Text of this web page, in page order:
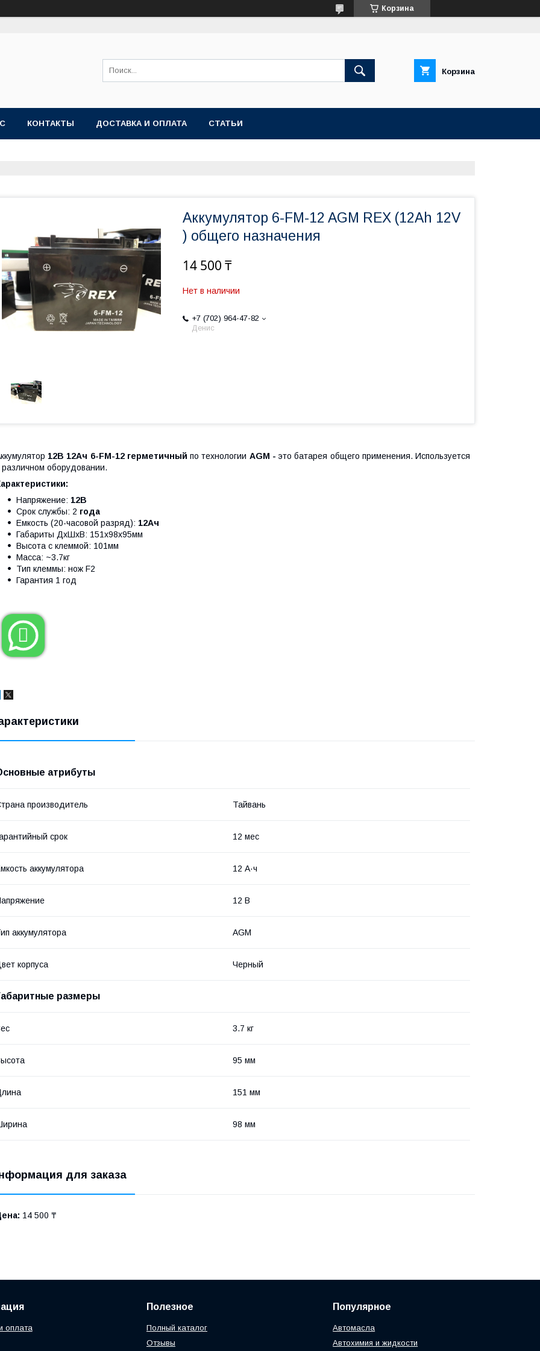
Корзина
Корзина
КОНТАКТЫ ДОСТАВКА И ОПЛАТА СТАТЬИ
Аккумулятор 6-FM-12 AGM REX (12Ah 12V
) общего назначения
14 500 ₸
Нет в наличии
+7 (702) 964-47-82
Денис
12В 12Ач 6-FM-12 герметичныйпо технологии AGM -это батарея общего применения. Используется
различном оборудовании.
Напряжение: 12В
Срок службы: 2 года
Емкость (20-часовой разряд): 12Ач
Габариты ДхШхВ: 151х98х95мм
Высота с клеммой: 101мм
Масса: ~3.7кг
Тип клеммы: нож F2
Гарантия 1 год

атрибуты
производитель Тайвань
срок 12 мес
аккумулятора 12 А·ч
12 В
аккумулятора AGM
корпуса Черный
размеры
3.7 кг
95 мм
151 мм
98 мм
для заказа
14 500 ₸
оплата
Полезное
Полный каталог
Отзывы
Популярное
Автомасла
Автохимия и жидкости